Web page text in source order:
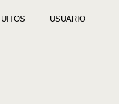
USUARIO